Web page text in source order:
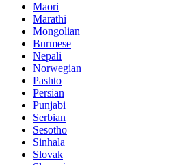
Maori
Marathi
Mongolian
Burmese
Nepali
Norwegian
Pashto
Persian
Punjabi
Serbian
Sesotho
Sinhala
Slovak